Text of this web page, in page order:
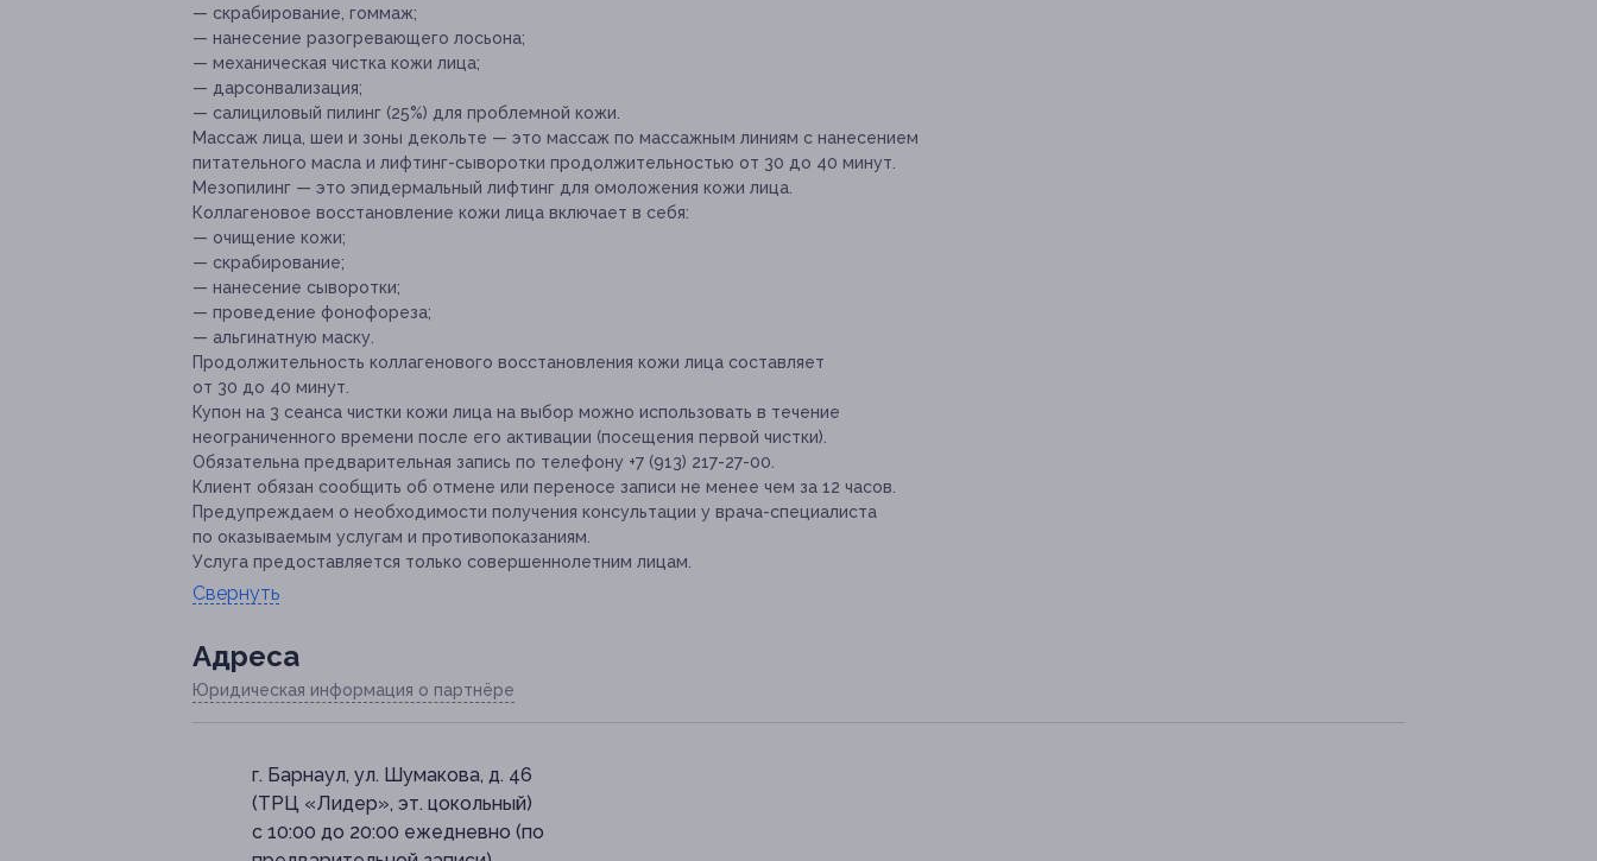
— скрабирование, гоммаж;
— нанесение разогревающего лосьона;
— механическая чистка кожи лица;
— дарсонвализация;
— салициловый пилинг (25%) для проблемной кожи.
Массаж лица, шеи и зоны декольте — это массаж по массажным линиям с нанесением
питательного масла и лифтинг-сыворотки продолжительностью от 30 до 40 минут.
Мезопилинг — это эпидермальный лифтинг для омоложения кожи лица.
Коллагеновое восстановление кожи лица включает в себя:
— очищение кожи;
— скрабирование;
— нанесение сыворотки;
— проведение фонофореза;
— альгинатную маску.
Продолжительность коллагенового восстановления кожи лица составляет
от 30 до 40 минут.
Купон на 3 сеанса чистки кожи лица на выбор можно использовать в течение
неограниченного времени после его активации (посещения первой чистки).
Обязательна предварительная запись по телефону +7 (913) 217-27-00.
Клиент обязан сообщить об отмене или переносе записи не менее чем за 12 часов.
Предупреждаем о необходимости получения консультации у врача-специалиста
по оказываемым услугам и противопоказаниям.
Услуга предоставляется только совершеннолетним лицам.
Свернуть
Адресa
Юридическая информация о партнёре
г. Барнаул, ул. Шумакова, д. 46
(ТРЦ «Лидер», эт. цокольный)
с 10:00 до 20:00 ежедневно (по